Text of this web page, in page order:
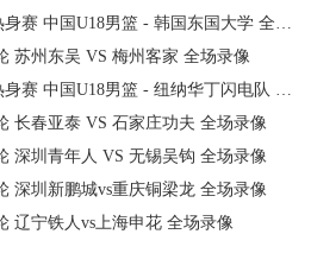
中国U18男篮 - 韩国东国大学 全场录像
苏州东吴 VS 梅州客家 全场录像
中国U18男篮 - 纽纳华丁闪电队 全场录像
长春亚泰 VS 石家庄功夫 全场录像
深圳青年人 VS 无锡吴钩 全场录像
深圳新鹏城vs重庆铜梁龙 全场录像
辽宁铁人vs上海申花 全场录像